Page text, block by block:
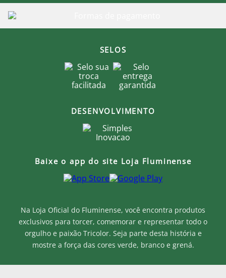
Na Loja Oficial do Fluminense, você encontra produtos
exclusivos para torcer, comemorar e representar todo o
orgulho e paixão Tricolor. Seja parte desta história e
mostre a força das cores verde, branco e grená.
SELOS
DESENVOLVIMENTO
Baixe o app do site Loja Fluminense